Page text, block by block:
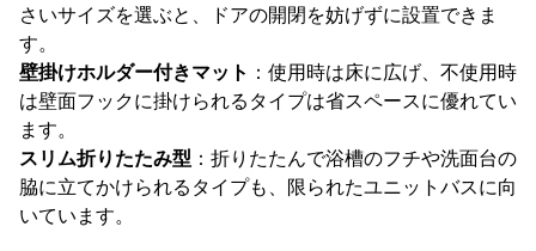
さいサイズを選ぶと、ドアの開閉を妨げずに設置できま
す。
壁掛けホルダー付きマット ：使用時は床に広げ、不使用時
は壁面フックに掛けられるタイプは省スペースに優れてい
ます。
スリム折りたたみ型 ：折りたたんで浴槽のフチや洗面台の
脇に立てかけられるタイプも、限られたユニットバスに向
いています。